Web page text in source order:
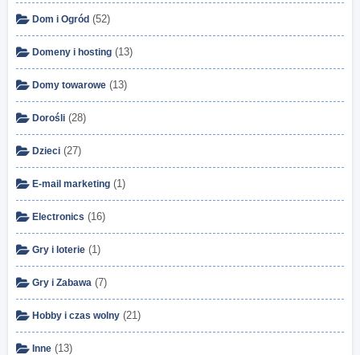
Dom i Ogród (52)
Domeny i hosting (13)
Domy towarowe (13)
Dorośli (28)
Dzieci (27)
E-mail marketing (1)
Electronics (16)
Gry i loterie (1)
Gry i Zabawa (7)
Hobby i czas wolny (21)
Inne (13)